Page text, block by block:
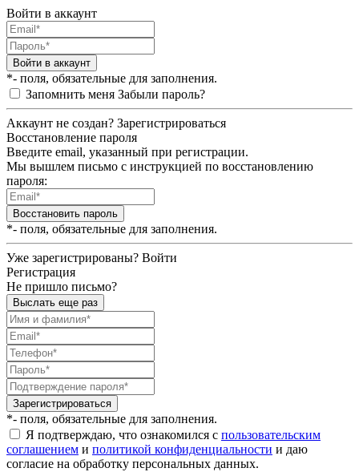
Войти в аккаунт
Войти в аккаунт
*- поля, обязательные для заполнения.
Запомнить меня Забыли пароль?
Аккаунт не создан? Зарегистрироваться
Восстановление пароля
Введите email, указанный при регистрации.
Мы вышлем письмо с инструкцией по восстановлению
пароля:
Восстановить пароль
*- поля, обязательные для заполнения.
Уже зарегистрированы? Войти
Регистрация
Не пришло письмо?
Выслать еще раз
Зарегистрироваться
*- поля, обязательные для заполнения.
Я подтверждаю, что ознакомился с пользовательским
соглашением и политикой конфиденциальности и даю
согласие на обработку персональных данных.